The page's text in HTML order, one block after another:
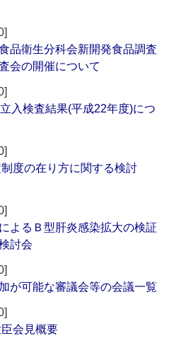
品衛生分科会新開発食品調査
会の開催について
入検査結果(平成22年度)につ
制度の在り方に関する検討
よるＢ型肝炎感染拡大の検証
討会
が可能な審議会等の会議一覧
会見概要